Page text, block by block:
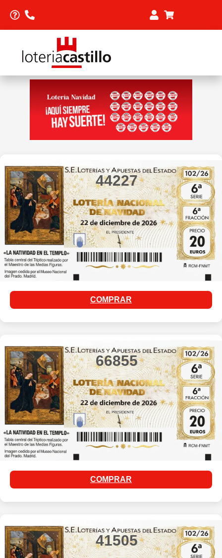
44227
COMPRAR
66855
COMPRAR
41505